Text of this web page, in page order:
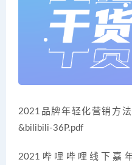
2021品牌年轻化营销方
&bilibili-36P.pdf
2021哔哩哔哩线下嘉